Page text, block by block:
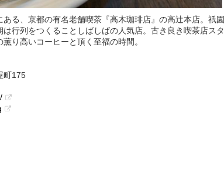
る、京都の有名老舗喫茶『高木珈琲店』の高辻本店。祇園
行列をつくることしばしばの人気店。古き良き喫茶店スタ
り高いコーヒーと頂く至福の時間。
町175